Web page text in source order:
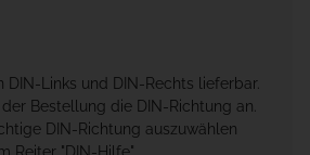
DIN-Links und DIN-Rechts lieferbar.
Bestellung die DIN-Richtung an.
DIN-Richtung auszuwählen